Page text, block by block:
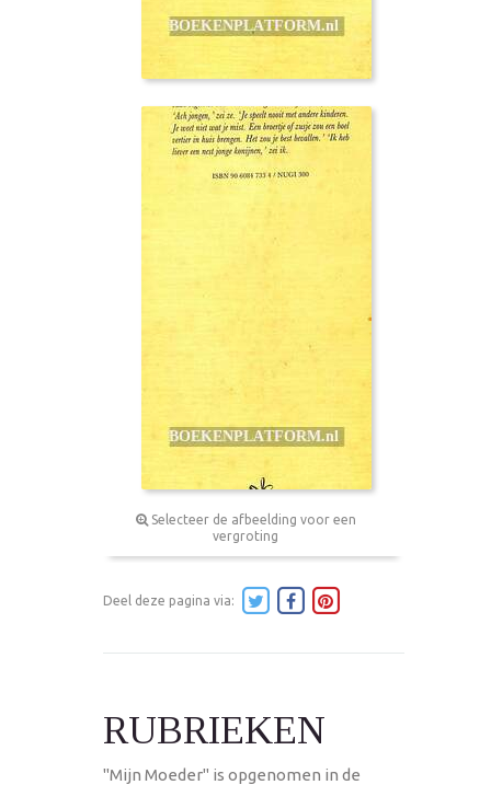
Selecteer de afbeelding voor een
vergroting
Deel deze pagina via:
RUBRIEKEN
"Mijn Moeder" is opgenomen in de